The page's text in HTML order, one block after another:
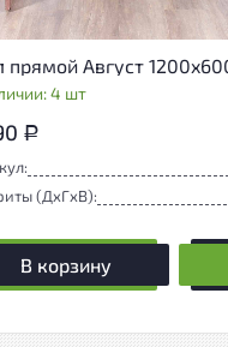
4 шт
Р
(ДxГxВ):
В корзину